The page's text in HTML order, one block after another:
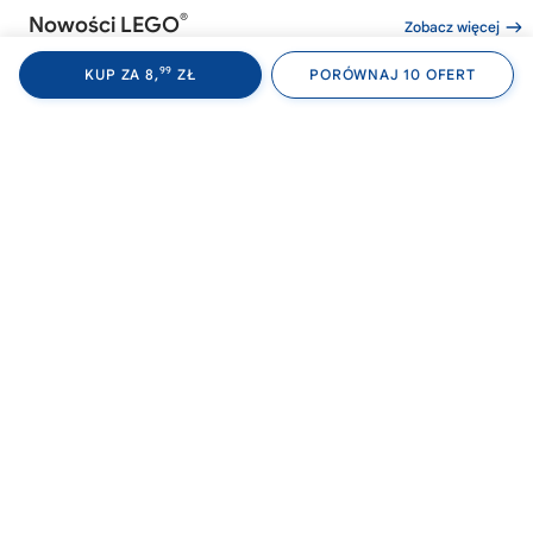
KUP ZA 8,99 ZŁ PORÓWNAJ 10 OFERT
Nowości LEGO® Zobacz więcej